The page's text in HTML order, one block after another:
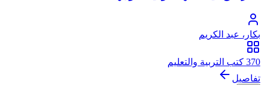
بكار، عبد الكريم
370 كتب التربية والتعليم
تفاصيل